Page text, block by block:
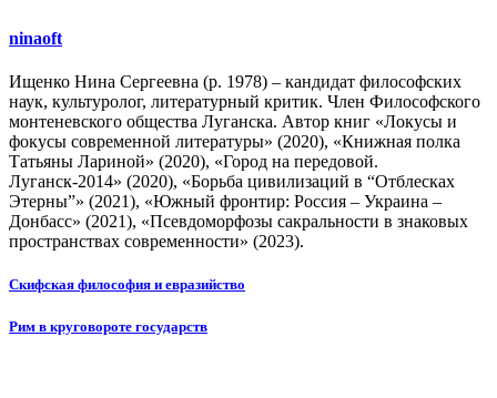
ninaoft
Ищенко Нина Сергеевна (р. 1978) – кандидат философских
наук, культуролог, литературный критик. Член Философского
монтеневского общества Луганска. Автор книг «Локусы и
фокусы современной литературы» (2020), «Книжная полка
Татьяны Лариной» (2020), «Город на передовой.
Луганск-2014» (2020), «Борьба цивилизаций в “Отблесках
Этерны”» (2021), «Южный фронтир: Россия – Украина –
Донбасс» (2021), «Псевдоморфозы сакральности в знаковых
пространствах современности» (2023).
Навигация
по
Скифская философия и евразийство
Рим в круговороте государств